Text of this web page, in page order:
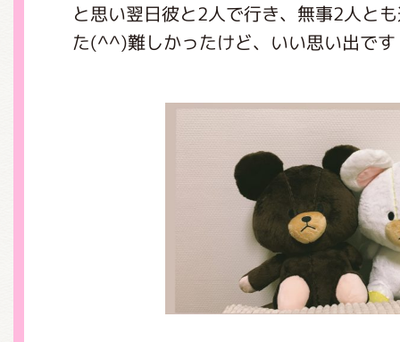
と思い翌日彼と2人で行き、無事2人と
た(^^)難しかったけど、いい思い出です
おたのしみコンテンツ(クイズ・
チア ジャッキーズ！
くまのがっこう しょくいんしつ
くまのがっこう 家庭科部